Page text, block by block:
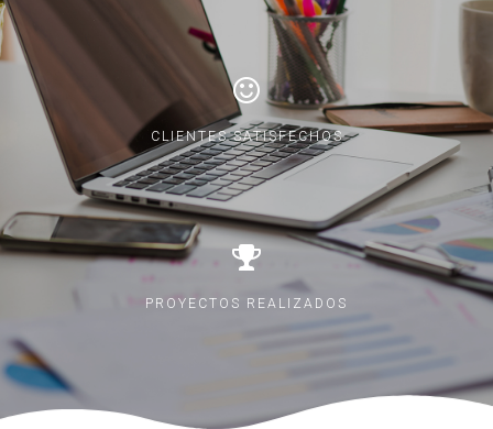
CLIENTES SATISFECHOS
PROYECTOS REALIZADOS